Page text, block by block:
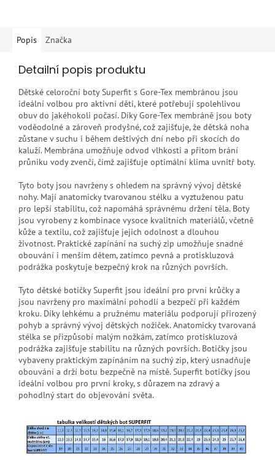
Popis Značka
Detailní popis produktu
Dětské celoroční boty Superfit s Gore-Tex membránou jsou
ideální volbou pro aktivní děti, které potřebují spolehlivou
obuv do jakéhokoli počasí. Díky Gore-Tex membráně jsou boty
voděodolné a zároveň prodyšné, což zajišťuje, že dětská noha
zůstane v suchu i během deštivých dní nebo při skocích do
kaluží. Membrána umožňuje odvod vlhkosti a přitom brání
průniku vody zvenčí, čímž zajišťuje optimální klima uvnitř boty.
Tyto boty jsou navrženy s ohledem na správný vývoj dětské
nohy. Mají anatomicky tvarovanou stélku a vyztuženou patu
pro lepší stabilitu, což napomáhá správnému držení těla. Boty
jsou vyrobeny z kombinace vysoce kvalitních materiálů, včetně
kůže a textilu, což zajišťuje jejich odolnost a dlouhou
životnost. Praktické zapínání na suchý zip umožňuje snadné
obouvání i menším dětem, zatímco pevná a protiskluzová
podrážka poskytuje bezpečný krok na různých površích.
Tyto dětské botičky Superfit jsou ideální pro první krůčky a
jsou navrženy pro maximální pohodlí a bezpečí při každém
kroku. Díky lehkému a pružnému materiálu podporují přirozený
pohyb a správný vývoj dětských nožiček. Anatomicky tvarovaná
stélka se přizpůsobí malým nožkám, zatímco protiskluzová
podrážka zajišťuje stabilitu na různých površích. Botičky jsou
vybaveny praktickým zapínáním na suchý zip, který usnadňuje
obouvání a drží botu bezpečně na místě. Superfit botičky jsou
ideální volbou pro první kroky, s důrazem na zdravý a
pohodlný start do objevování světa.